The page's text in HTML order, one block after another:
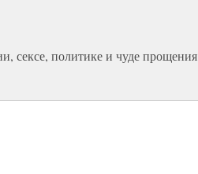
сексе, политике и чуде прощения